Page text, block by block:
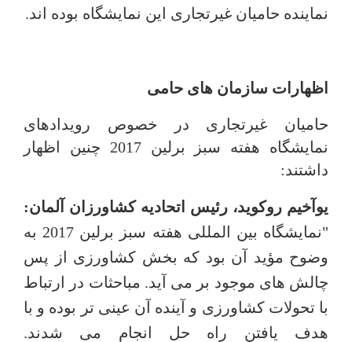
نماینده حامیان غیرتجاری این نمایشگاه بوده اند.
اظهارات سازمان های حامی
حامیان غیرتجاری در خصوص رویدادهای
نمایشگاه هفته سبز برلین 2017 چنین اظهار
داشتند:
یوآخیم روکوید، رئیس اتحادیه کشاورزان آلمان:
"نمایشگاه بین المللی هفته سبز برلین 2017 به
وضوح مؤید آن بود که بخش کشاورزی از پس
چالش های موجود بر می آید. مباحثات در ارتباط
با تحولات کشاورزی و آینده آن عینی تر بوده و با
هدف یافتن راه حل انجام می شدند.